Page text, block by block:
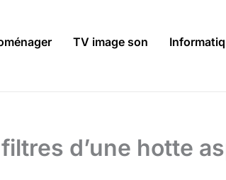
TV image son
d’une hotte